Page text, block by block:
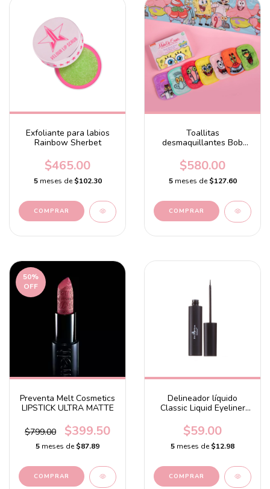
Exfoliante para labios
Rainbow Sherbet
$465.00
5 meses de$102.30
Toallitas
desmaquillantes Bob
$580.00
5 meses de$127.60
50%
OFF
Preventa Melt Cosmetics
LIPSTICK ULTRA MATTE
$799.00 $399.50
5 meses de$87.89
Delineador líquido
Classic Liquid Eyeliner
$59.00
5 meses de$12.98